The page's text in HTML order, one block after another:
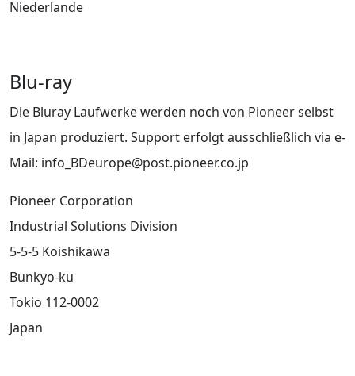
Niederlande
Blu-ray
Die Bluray Laufwerke werden noch von Pioneer selbst
in Japan produziert. Support erfolgt ausschließlich via e-
Mail: info_BDeurope@post.pioneer.co.jp
Pioneer Corporation
Industrial Solutions Division
5-5-5 Koishikawa
Bunkyo-ku
Tokio 112-0002
Japan